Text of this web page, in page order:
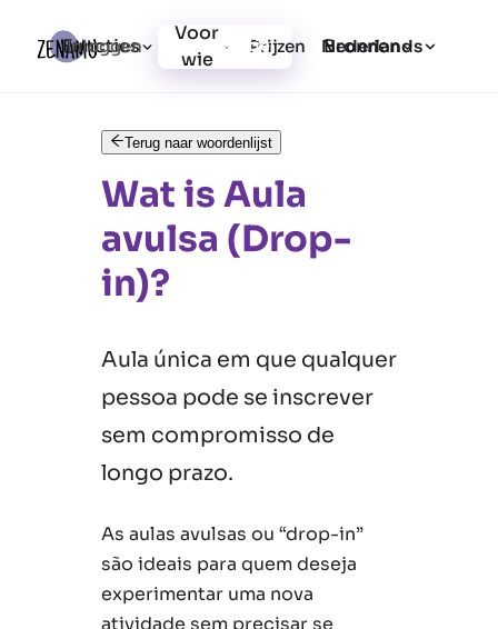
Functies
Voor
wie
Prijzen Bronnen
Inloggen Registratie Nederlands
Terug naar woordenlijst
Wat is Aula
avulsa (Drop-
in)?
Aula única em que qualquer
pessoa pode se inscrever
sem compromisso de
longo prazo.
As aulas avulsas ou “drop-in”
são ideais para quem deseja
experimentar uma nova
atividade sem precisar se